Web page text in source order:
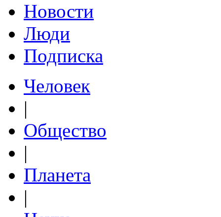
Новости
Люди
Подписка
Человек
|
Общество
|
Планета
|